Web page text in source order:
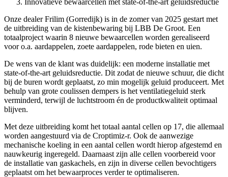
Onze dealer Frilim (Gorredijk) is in de zomer van 2025 gestart met
de uitbreiding van de kistenbewaring bij LBB De Groot. Een
totaalproject waarin 8 nieuwe bewaarcellen worden gerealiseerd
voor o.a. aardappelen, zoete aardappelen, rode bieten en uien.
De wens van de klant was duidelijk: een moderne installatie met
state‑of‑the‑art geluidsreductie. Dit zodat de nieuwe schuur, die dicht
bij de buren wordt geplaatst, zo min mogelijk geluid produceert. Met
behulp van grote coulissen dempers is het ventilatiegeluid sterk
verminderd, terwijl de luchtstroom én de productkwaliteit optimaal
blijven.
Met deze uitbreiding komt het totaal aantal cellen op 17, die allemaal
worden aangestuurd via de Croptimiz‑r. Ook de aanwezige
mechanische koeling in een aantal cellen wordt hierop afgestemd en
nauwkeurig ingeregeld. Daarnaast zijn alle cellen voorbereid voor
de installatie van gaskachels, en zijn in diverse cellen bevochtigers
geplaatst om het bewaarproces verder te optimaliseren.